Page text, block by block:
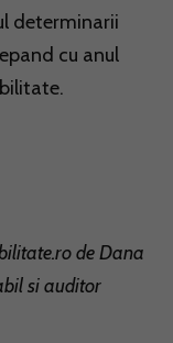
determinarii
cu anul
de Dana
si auditor